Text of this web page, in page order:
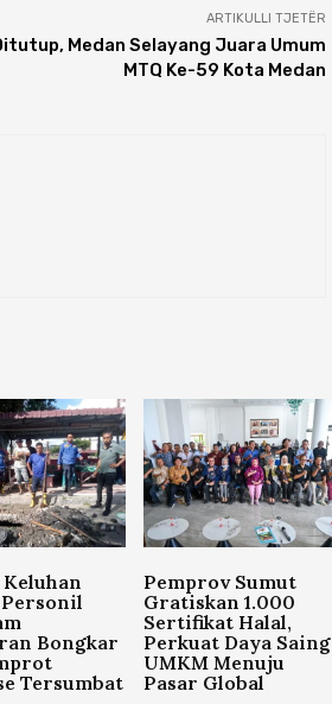
ARTIKULLI TJETËR
Medan Selayang Juara Umum
MTQ Ke-59 Kota Medan
Keluhan
Bongkar
Tersumbat
Pemprov Sumut
Gratiskan 1.000
Sertifikat Halal,
Perkuat Daya Saing
UMKM Menuju
Pasar Global